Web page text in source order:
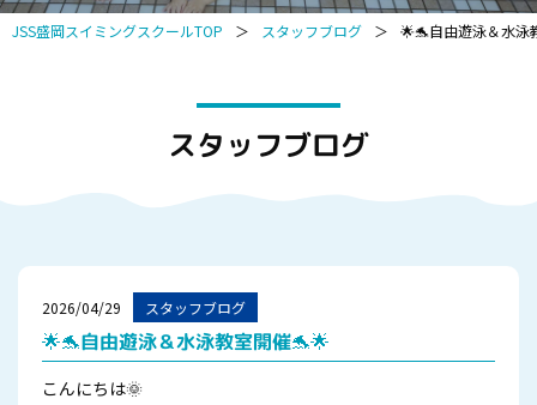
JSS盛岡スイミングスクールTOP ＞ スタッフブログ ＞ 🌟🐬自由遊泳＆水泳
スタッフブログ
2026/04/29 スタッフブログ
🌟🐬自由遊泳＆水泳教室開催🐬🌟
こんにちは🌞